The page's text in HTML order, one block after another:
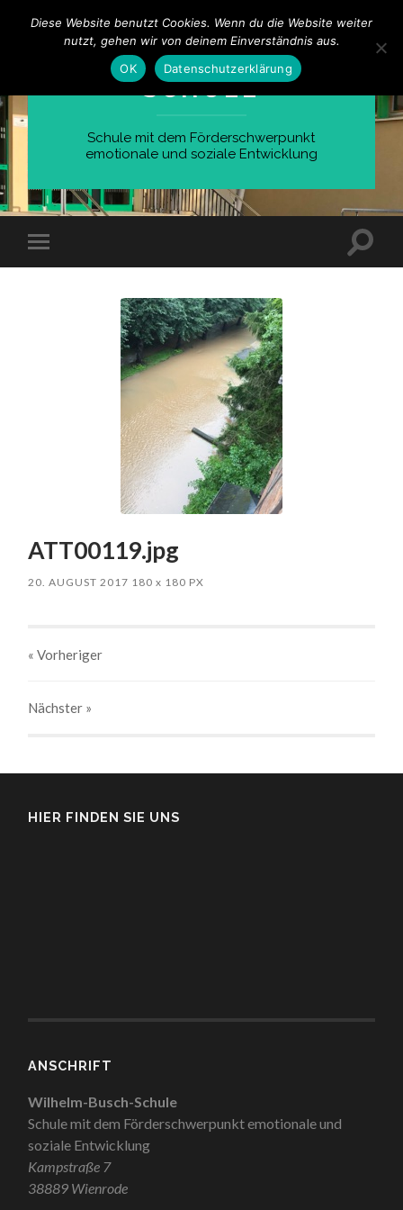
WILHELM-BUSCH-
SCHULE
Schule mit dem Förderschwerpunkt
emotionale und soziale Entwicklung
Mobile-
Menü
ATT00119.jpg
20. AUGUST 2017 180x 180 PX
« Vorheriger
Nächster »
HIER FINDEN SIE UNS
ANSCHRIFT
Wilhelm-Busch-Schule
Schule mit dem Förderschwerpunkt emotionale und
soziale Entwicklung
Kampstraße 7
38889 Wienrode
Diese Website benutzt Cookies. Wenn du die Website weiter
nutzt, gehen wir von deinem Einverständnis aus.
OK
Datenschutzerklärung